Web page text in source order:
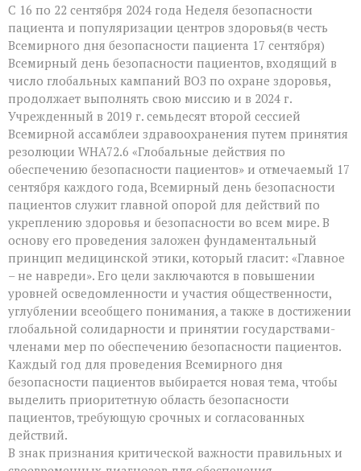
С 16 по 22 сентября 2024 года Неделя безопасности
пациента и популяризации центров здоровья(в честь
Всемирного дня безопасности пациента 17 сентября)
Всемирный день безопасности пациентов, входящий в
число глобальных кампаний ВОЗ по охране здоровья,
продолжает выполнять свою миссию и в 2024 г.
Учрежденный в 2019 г. семьдесят второй сессией
Всемирной ассамблеи здравоохранения путем принятия
резолюции WHA72.6 «Глобальные действия по
обеспечению безопасности пациентов» и отмечаемый 17
сентября каждого года, Всемирный день безопасности
пациентов служит главной опорой для действий по
укреплению здоровья и безопасности во всем мире. В
основу его проведения заложен фундаментальный
принцип медицинской этики, который гласит: «Главное
– не навреди». Его цели заключаются в повышении
уровней осведомленности и участия общественности,
углублении всеобщего понимания, а также в достижении
глобальной солидарности и принятии государствами-
членами мер по обеспечению безопасности пациентов.
Каждый год для проведения Всемирного дня
безопасности пациентов выбирается новая тема, чтобы
выделить приоритетную область безопасности
пациентов, требующую срочных и согласованных
действий.
В знак признания критической важности правильных и